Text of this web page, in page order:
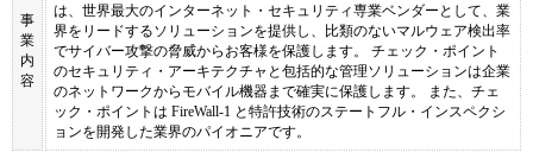
事
業
内
容
は、世界最大のインターネット・セキュリティ専業ベンダーとして、業
界をリードするソリューションを提供し、⽐類のないマルウェア検出率
でサイバー攻撃の脅威からお客様を保護します。 チェック・ポイント
のセキュリティ・アーキテクチャと包括的な管理ソリューションは企業
のネットワークからモバイル機器まで確実に保護します。 また、チェ
ック・ポイントは FireWall-1 と特許技術のステートフル・インスペクシ
ョンを開発した業界のパイオニアです。